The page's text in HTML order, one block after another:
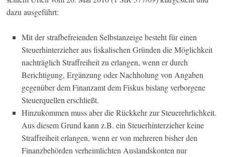
dazu ausgeführt:
Mit der strafbefreienden Selbstanzeige besteht für einen
Steuerhinterzieher aus fiskalischen Gründen die Möglichkeit
nachträglich Straffreiheit zu erlangen, wenn er durch
Berichtigung, Ergänzung oder Nachholung von Angaben
gegenüber dem Finanzamt dem Fiskus bislang verborgene
Steuerquellen erschließt.
Hinzukommen muss aber die Rückkehr zur Steuerehrlichkeit.
Aus diesem Grund kann z.B. ein Steuerhinterzieher keine
Straffreiheit erlangen, wenn er von mehreren bisher den
Finanzbehörden verheimlichten Auslandskonten nur